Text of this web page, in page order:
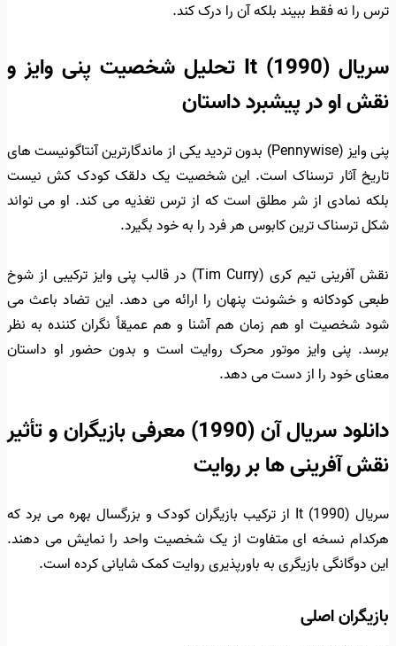
ترس را نه فقط ببیند بلکه آن را درک کند.
سریال It (1990) تحلیل شخصیت پنی وایز و
نقش او در پیشبرد داستان
پنی وایز (Pennywise) بدون تردید یکی از ماندگارترین آنتاگونیست های
تاریخ آثار ترسناک است. این شخصیت یک دلقک کودک کش نیست
بلکه نمادی از شر مطلق است که از ترس تغذیه می کند. او می تواند
شکل ترسناک ترین کابوس هر فرد را به خود بگیرد.
نقش آفرینی تیم کری (Tim Curry) در قالب پنی وایز ترکیبی از شوخ
طبعی کودکانه و خشونت پنهان را ارائه می دهد. این تضاد باعث می
شود شخصیت او هم زمان هم آشنا و هم عمیقاً نگران کننده به نظر
برسد. پنی وایز موتور محرک روایت است و بدون حضور او داستان
معنای خود را از دست می دهد.
دانلود سریال آن (1990) معرفی بازیگران و تأثیر
نقش آفرینی ها بر روایت
سریال It (1990) از ترکیب بازیگران کودک و بزرگسال بهره می برد که
هرکدام نسخه ای متفاوت از یک شخصیت واحد را نمایش می دهند.
این دوگانگی بازیگری به باورپذیری روایت کمک شایانی کرده است.
بازیگران اصلی